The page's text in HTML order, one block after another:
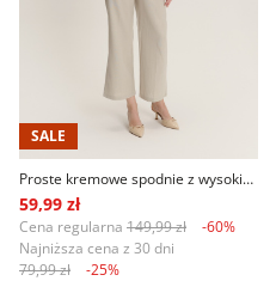
SALE
Proste kremowe spodnie z wysokim stanem
59,99 zł
Cena regularna 149,99 zł
-60%
Najniższa cena z 30 dni
79,99 zł
-25%